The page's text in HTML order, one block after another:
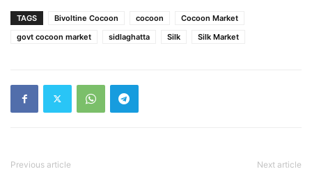
TAGS Bivoltine Cocoon cocoon
Cocoon Market
govt cocoon market
sidlaghatta Silk Silk Market
Previous article Next article